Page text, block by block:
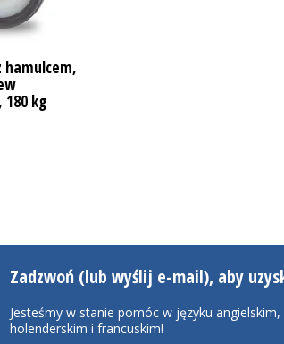
hamulcem,
kg
Zadzwoń (lub wyślij e-mail), aby
Jesteśmy w stanie pomóc w języku
holenderskim i francuskim!